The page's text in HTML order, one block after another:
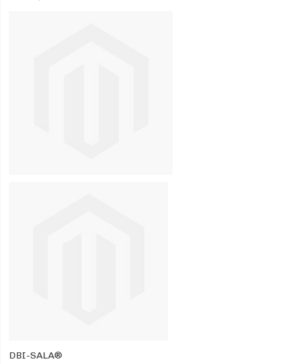
DBI-SALA®